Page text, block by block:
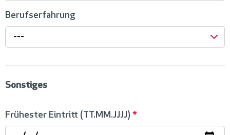
Berufserfahrung
---
Sonstiges
Frühester Eintritt (TT.MM.JJJJ) *